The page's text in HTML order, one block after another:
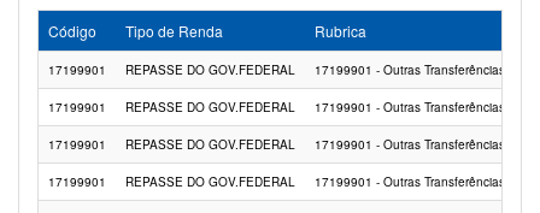
Código Tipo de Renda Rubrica
17199901 REPASSE DO GOV.FEDERAL 17199901 - Outras Transferências de
17199901 REPASSE DO GOV.FEDERAL 17199901 - Outras Transferências de
17199901 REPASSE DO GOV.FEDERAL 17199901 - Outras Transferências de
17199901 REPASSE DO GOV.FEDERAL 17199901 - Outras Transferências de